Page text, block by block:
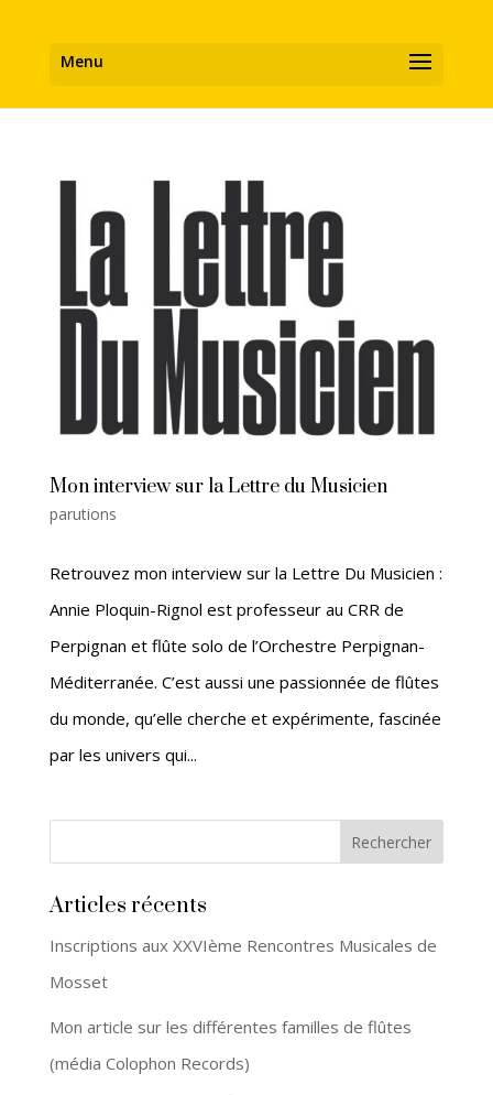
Mon interview sur la Lettre du Musicien
parutions
Retrouvez mon interview sur la Lettre Du Musicien :
Annie Ploquin-Rignol est professeur au CRR de
Perpignan et flûte solo de l’Orchestre Perpignan-
Méditerranée. C’est aussi une passionnée de flûtes
du monde, qu’elle cherche et expérimente, fascinée
par les univers qui...
Articles récents
Inscriptions aux XXVIème Rencontres Musicales de
Mosset
Mon article sur les différentes familles de flûtes
(média Colophon Records)